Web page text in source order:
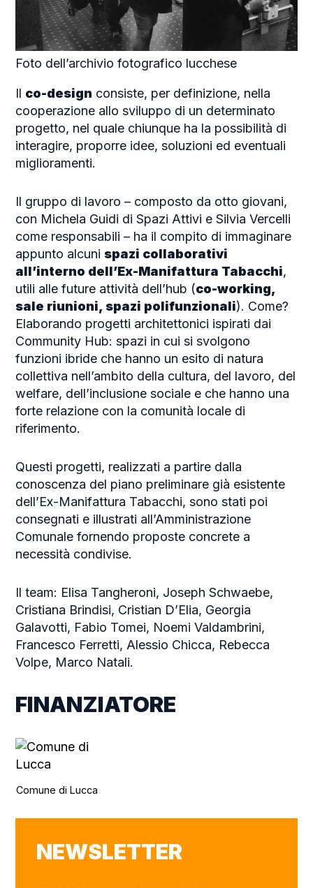
Foto dell’archivio fotografico lucchese
Il co-design consiste, per definizione, nella
cooperazione allo sviluppo di un determinato
progetto, nel quale chiunque ha la possibilità di
interagire, proporre idee, soluzioni ed eventuali
miglioramenti.
Il gruppo di lavoro – composto da otto giovani,
con Michela Guidi di Spazi Attivi e Silvia Vercelli
come responsabili – ha il compito di immaginare
appunto alcuni spazi collaborativi
all’interno dell’Ex-Manifattura Tabacchi,
utili alle future attività dell’hub (co-working,
sale riunioni, spazi polifunzionali). Come?
Elaborando progetti architettonici ispirati dai
Community Hub: spazi in cui si svolgono
funzioni ibride che hanno un esito di natura
collettiva nell’ambito della cultura, del lavoro, del
welfare, dell’inclusione sociale e che hanno una
forte relazione con la comunità locale di
riferimento.
Questi progetti, realizzati a partire dalla
conoscenza del piano preliminare già esistente
dell’Ex-Manifattura Tabacchi, sono stati poi
consegnati e illustrati all’Amministrazione
Comunale fornendo proposte concrete a
necessità condivise.
Il team: Elisa Tangheroni, Joseph Schwaebe,
Cristiana Brindisi, Cristian D’Elia, Georgia
Galavotti, Fabio Tomei, Noemi Valdambrini,
Francesco Ferretti, Alessio Chicca, Rebecca
Volpe, Marco Natali.
FINANZIATORE
Comune di Lucca
NEWSLETTER